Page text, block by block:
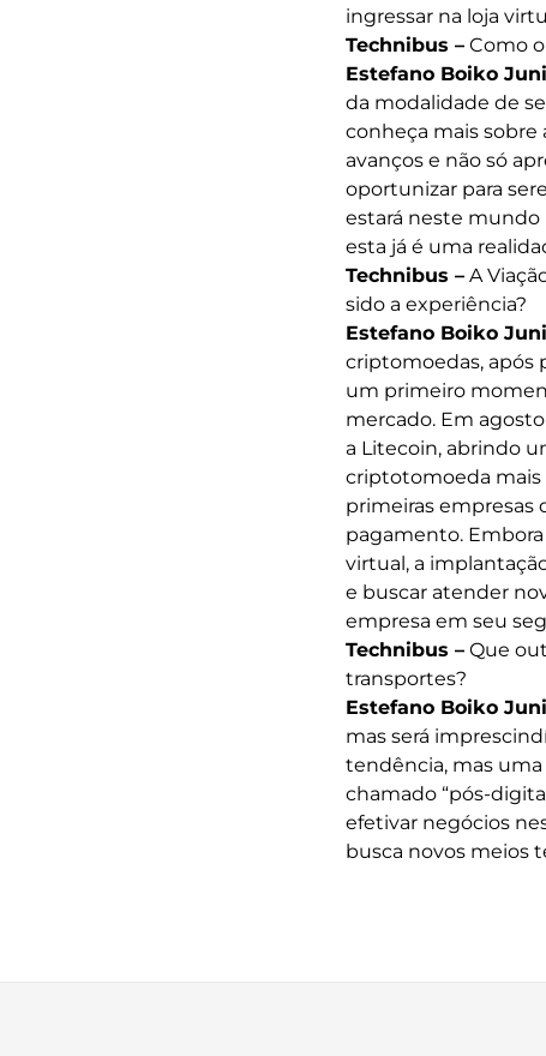
ingressar na loja
Technibus – Como
Estefano Boiko
da modalidade de
conheça mais sobre
avanços e não só
oportunizar para
estará neste mundo
esta já é uma
Technibus – A
sido a experiência?
Estefano Boiko
criptomoedas, após
um primeiro
mercado. Em
a Litecoin, abrindo
criptotomoeda mais
primeiras empresas
pagamento.
virtual, a
e buscar atender
empresa em seu
Technibus – Que
transportes?
Estefano Boiko
mas será
tendência, mas
chamado “pós-
efetivar negócios
busca novos meios